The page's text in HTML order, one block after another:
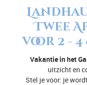
Twee
voor 2 -
Vakantie in het
uitzicht en
Stel je voor: je